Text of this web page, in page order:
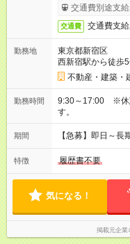
交通費別途支給
交通費 交通費支給
勤務地
東京都新宿区
西新宿駅から徒歩
不動産・建築・
勤務時間
9:30～17:00 ※休
す。
期間 【急募】即日～
特徴 履歴書不要
気になる！
掲載元企業